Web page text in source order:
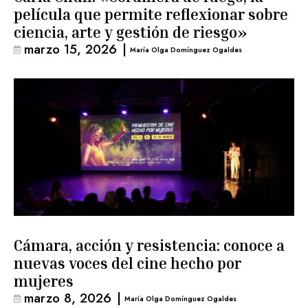
película que permite reflexionar sobre
ciencia, arte y gestión de riesgo»
marzo 15, 2026 | María Olga Domínguez Ogaldes
Cámara, acción y resistencia: conoce a
nuevas voces del cine hecho por
mujeres
marzo 8, 2026 | María Olga Domínguez Ogaldes